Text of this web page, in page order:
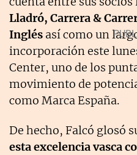
Lladró, Carrera &
Inglés así como un
incorporación este
Center, uno de los
movimiento de
como Marca España.
De hecho, Falcó glosó
esta excelencia vasca